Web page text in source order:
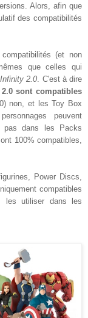
Alors, afin que
des compatibilités
(et non
que celles qui
2.0 . C'est à dire
sont compatibles
non, et les Toy Box
peuvent
pas dans les Packs
100% compatibles,
Power Discs,
compatibles
les utiliser dans les